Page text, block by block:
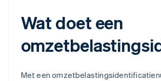
Wat doet een
Met een